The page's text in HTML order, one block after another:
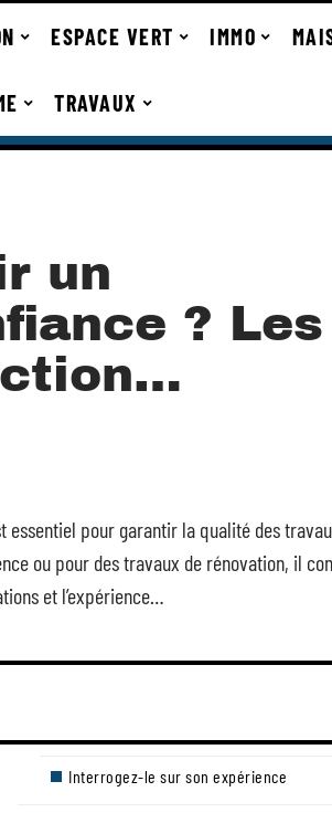
ESPACE VERT IMMO
TRAVAUX
un
? Les
essentiel pour garantir la qualité des
ou pour des travaux de rénovation, il
et l’expérience…
Interrogez-le sur son expérience